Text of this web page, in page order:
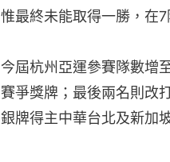
惟最終未能取得一勝，在7
今屆杭州亞運參賽隊數增
賽爭獎牌；最後兩名則改
銀牌得主中華台北及新加